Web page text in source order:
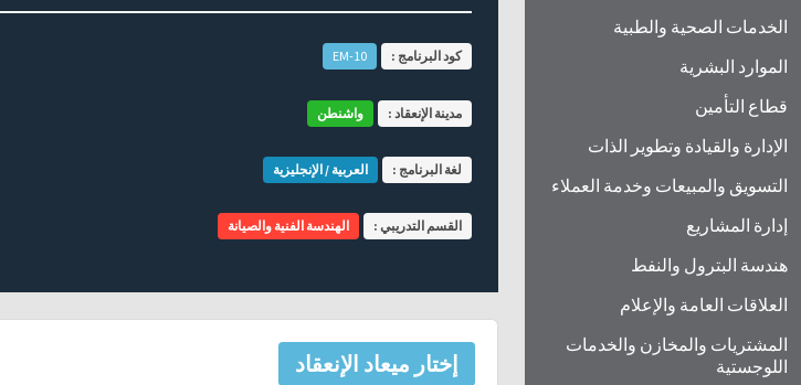
الخدمات الصحية والطبية
الموارد البشرية
قطاع التأمين
الإدارة والقيادة وتطوير الذات
التسويق والمبيعات وخدمة العملاء
إدارة المشاريع
هندسة البترول والنفط
العلاقات العامة والإعلام
المشتريات والمخازن والخدمات
اللوجستية
كود البرنامج : EM-10
مدينة الإنعقاد : واشنطن
لغة البرنامج : العربية / الإنجليزية
القسم التدريبي : الهندسة الفنية والصيانة
إختار ميعاد الإنعقاد